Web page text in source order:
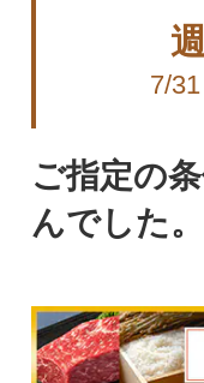
7/
ご指定の
んでした。